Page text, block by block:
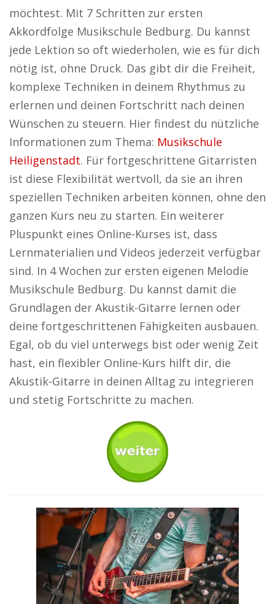
möchtest. Mit 7 Schritten zur ersten
Akkordfolge Musikschule Bedburg. Du kannst
jede Lektion so oft wiederholen, wie es für dich
nötig ist, ohne Druck. Das gibt dir die Freiheit,
komplexe Techniken in deinem Rhythmus zu
erlernen und deinen Fortschritt nach deinen
Wünschen zu steuern. Hier findest du nützliche
Informationen zum Thema: Musikschule
Heiligenstadt. Für fortgeschrittene Gitarristen
ist diese Flexibilität wertvoll, da sie an ihren
speziellen Techniken arbeiten können, ohne den
ganzen Kurs neu zu starten. Ein weiterer
Pluspunkt eines Online-Kurses ist, dass
Lernmaterialien und Videos jederzeit verfügbar
sind. In 4 Wochen zur ersten eigenen Melodie
Musikschule Bedburg. Du kannst damit die
Grundlagen der Akustik-Gitarre lernen oder
deine fortgeschrittenen Fähigkeiten ausbauen.
Egal, ob du viel unterwegs bist oder wenig Zeit
hast, ein flexibler Online-Kurs hilft dir, die
Akustik-Gitarre in deinen Alltag zu integrieren
und stetig Fortschritte zu machen.